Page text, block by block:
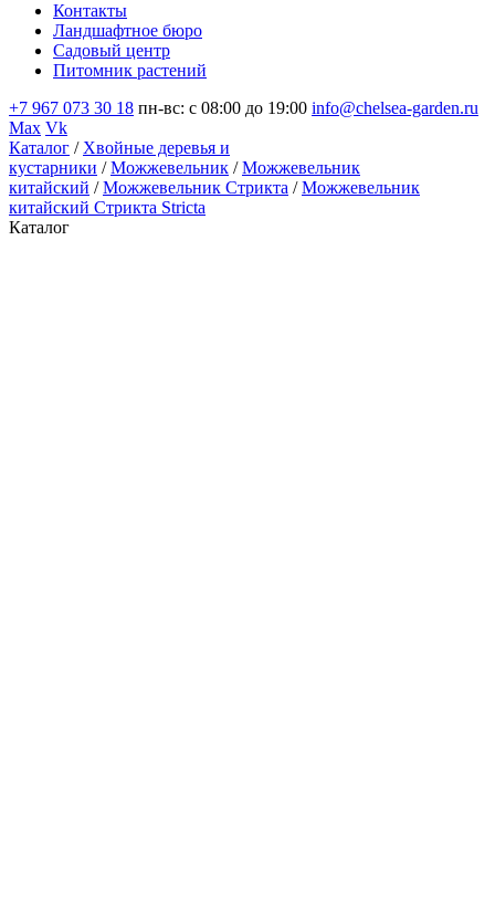
Контакты
Ландшафтное бюро
Садовый центр
Питомник растений
+7 967 073 30 18 пн-вс: с 08:00 до 19:00 info@chelsea-garden.ru
Max Vk
Каталог / Хвойные деревья и
кустарники /Можжевельник /Можжевельник
китайский /Можжевельник Стрикта /Можжевельник
китайский Стрикта Stricta
Каталог